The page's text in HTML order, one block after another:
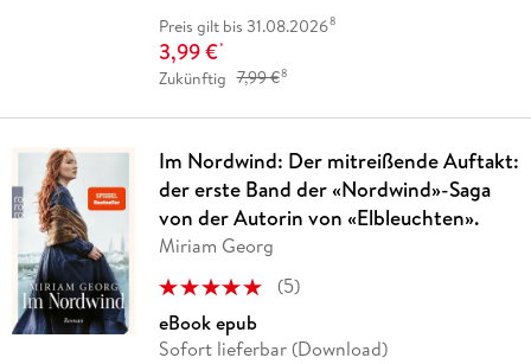
Preis gilt bis 31.08.20268
3,99 €*
Zukünftig 7,99 €8
Im Nordwind: Der mitreißende Auftakt:
der erste Band der «Nordwind»-Saga
von der Autorin von «Elbleuchten».
Miriam Georg
(5)
eBook epub
Sofort lieferbar (Download)